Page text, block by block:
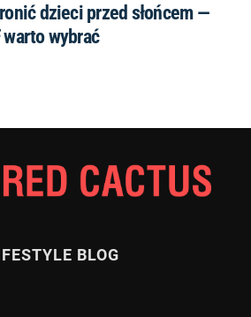
dzieci przed słońcem —
warto wybrać
BLOG